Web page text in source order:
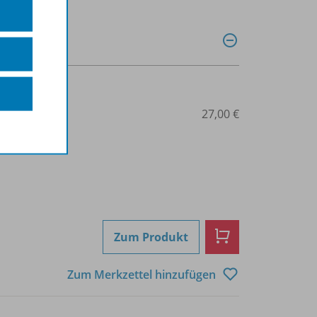
039-1 27,00 €
Zum Produkt
Zum Merkzettel hinzufügen